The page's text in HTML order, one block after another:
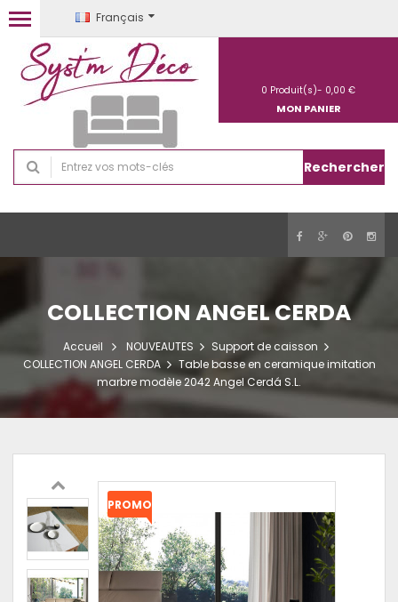
Français
Rechercher
0 Produit(s)- 0,00 €
MON PANIER
COLLECTION ANGEL CERDA
Accueil NOUVEAUTES
Support de caisson
COLLECTION ANGEL CERDA
Table basse en ceramique imitation
marbre modèle 2042 Angel Cerdá S.L.
PROMO
!